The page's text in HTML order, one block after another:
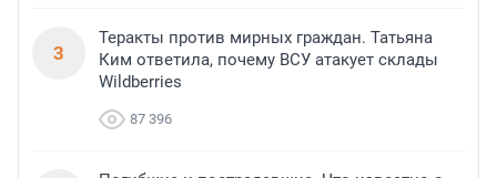
3
Теракты против мирных граждан. Татьяна
Ким ответила, почему ВСУ атакует склады
Wildberries
87 396